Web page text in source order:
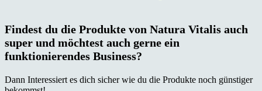
Findest du die Produkte von Natura Vitalis auch
super und möchtest auch gerne ein
funktionierendes Business?
Dann Interessiert es dich sicher wie du die Produkte noch günstiger